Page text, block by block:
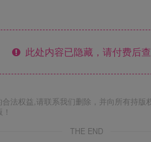
此处内容已隐藏，请付费后
法权益,请联系我们删除，并向所有持
THE END